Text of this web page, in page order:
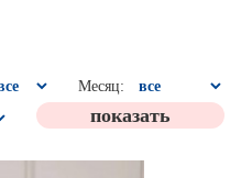
Месяц: